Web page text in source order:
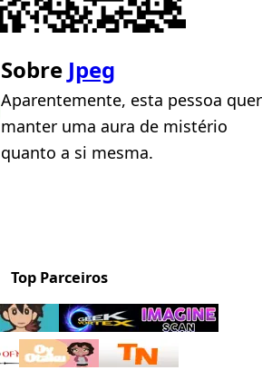
Sobre Jpeg
Aparentemente, esta pessoa quer
manter uma aura de mistério
quanto a si mesma.
Top Parceiros